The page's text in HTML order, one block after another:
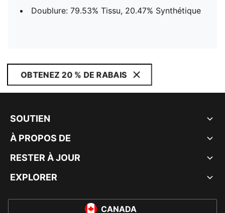
Doublure: 79.53% Tissu, 20.47% Synthétique
OBTENEZ 20 % DE RABAIS
SOUTIEN
À PROPOS DE
RESTER À JOUR
EXPLORER
CANADA